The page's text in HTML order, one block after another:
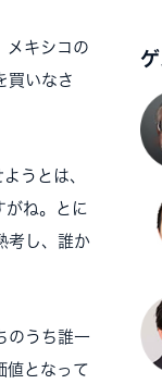
メキシコの
買いなさ
うとは、
がね。とに
考し、誰か
のうち誰一
値となって